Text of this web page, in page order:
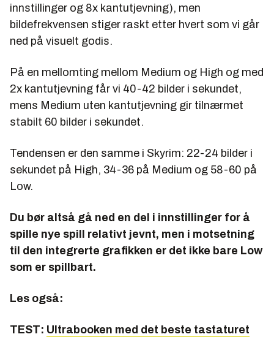
innstillinger og 8x kantutjevning), men
bildefrekvensen stiger raskt etter hvert som vi går
ned på visuelt godis.
På en mellomting mellom Medium og High og med
2x kantutjevning får vi 40-42 bilder i sekundet,
mens Medium uten kantutjevning gir tilnærmet
stabilt 60 bilder i sekundet.
Tendensen er den samme i Skyrim: 22-24 bilder i
sekundet på High, 34-36 på Medium og 58-60 på
Low.
Du bør altså gå ned en del i innstillinger for å
spille nye spill relativt jevnt, men i motsetning
til den integrerte grafikken er det ikke bare Low
som er spillbart.
Les også:
TEST: Ultrabooken med det beste tastaturet